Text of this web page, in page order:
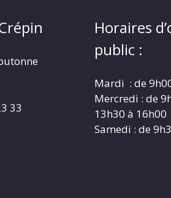
33
Horaires
public :
Mardi : de
Mercredi : de
13h30 à 16h00
Samedi : de